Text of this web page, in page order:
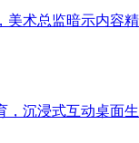
美术总监暗示内容
，沉浸式互动桌面